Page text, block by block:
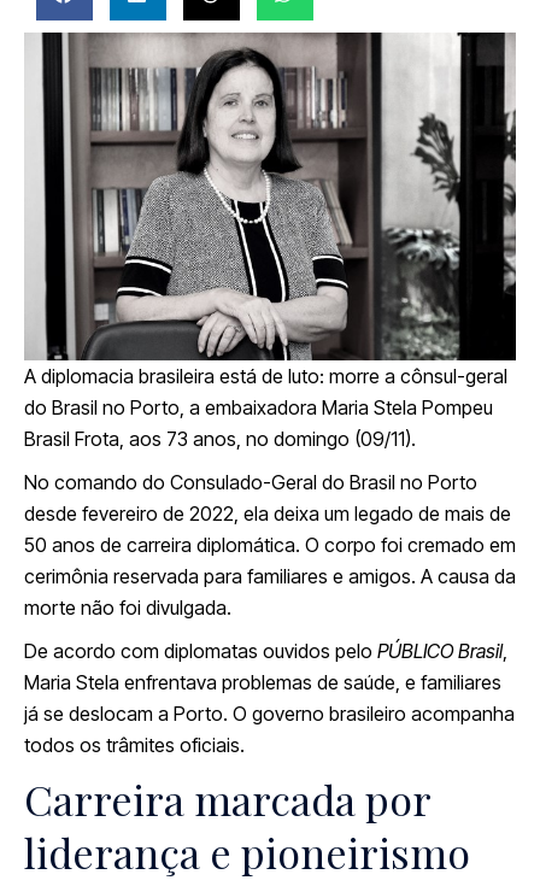
A diplomacia brasileira está de luto: morre a cônsul-geral
do Brasil no Porto, a embaixadora Maria Stela Pompeu
Brasil Frota, aos 73 anos, no domingo (09/11).
No comando do Consulado-Geral do Brasil no Porto
desde fevereiro de 2022, ela deixa um legado de mais de
50 anos de carreira diplomática. O corpo foi cremado em
cerimônia reservada para familiares e amigos. A causa da
morte não foi divulgada.
De acordo com diplomatas ouvidos pelo PÚBLICO Brasil,
Maria Stela enfrentava problemas de saúde, e familiares
já se deslocam a Porto. O governo brasileiro acompanha
todos os trâmites oficiais.
Carreira marcada por
liderança e pioneirismo